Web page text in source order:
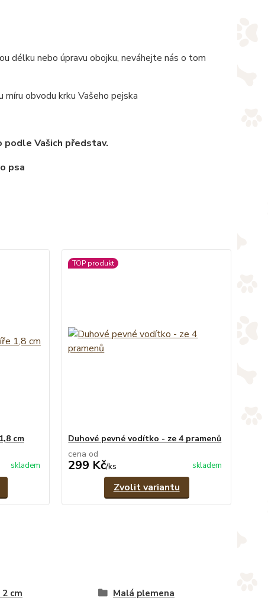
délku nebo úpravu obojku, neváhejte nás o tom
obvodu krku Vašeho pejska
Vašich představ.
cm
skladem
TOP produkt
Duhové pevné vodítko - ze 4 pramenů
cena od
299 Kč/ks skladem
Zvolit variantu
cm
Malá plemena